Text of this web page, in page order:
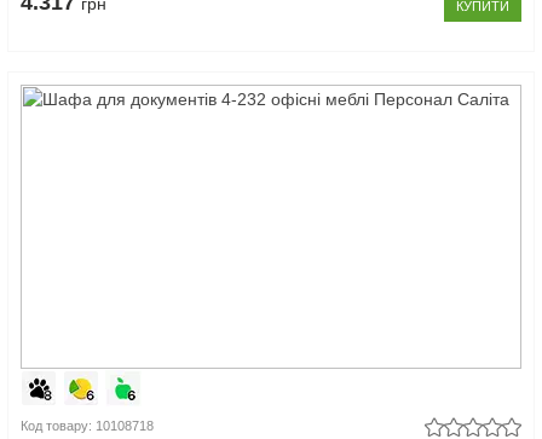
КУПИТИ
Код товару: 10108718